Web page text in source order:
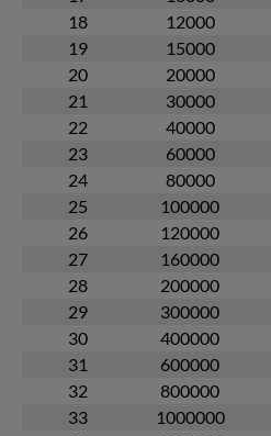
18
12000
19
15000
20
20000
21
30000
22
40000
23
60000
24
80000
25
100000
26
120000
27
160000
28
200000
29
300000
30
400000
31
600000
32
800000
33
1000000